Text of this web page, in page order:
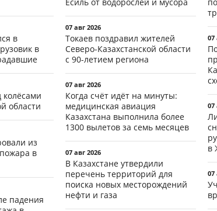
в
в
области
из
в
падения
07 авг 2026
Токаев поздравил жителей
Северо-Казахстанской области
с 90-летием региона
07 авг 2026
Когда счёт идёт на минуты:
медицинская авиация
Казахстана выполнила более
1300 вылетов за семь месяцев
07 авг 2026
В Казахстане утвердили
перечень территорий для
поиска новых месторождений
нефти и газа
07
07
в
07